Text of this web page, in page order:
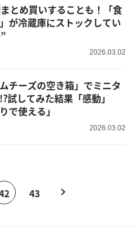
とめ買いすることも！「食
が冷蔵庫にストックしてい
2026.03.02
チーズの空き箱」でミニタ
試してみた結果「感動」
で使える」
2026.03.02
43